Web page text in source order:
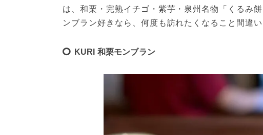
は、和栗・完熟イチゴ・紫芋・泉州名物「くるみ
ンブラン好きなら、何度も訪れたくなること間違い
KURI 和栗モンブラン